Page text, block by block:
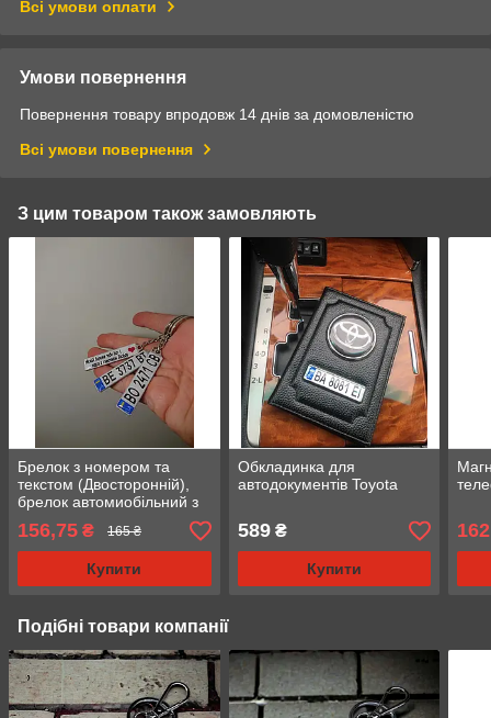
Всі умови оплати
Умови повернення
Повернення товару впродовж 14 днів за домовленістю
Всі умови повернення
З цим товаром також замовляють
Брелок з номером та
текстом (Двосторонній),
брелок автомиобільний з
логотипом
156,75 ₴ 165 ₴
Купити
Обкладинка для
автодокументів Toyota
589₴
Купити
162
Подібні товари компанії